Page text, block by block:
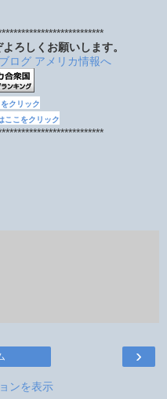
ろしくお願いします。
クリック
ここをクリック
›
ンを表示